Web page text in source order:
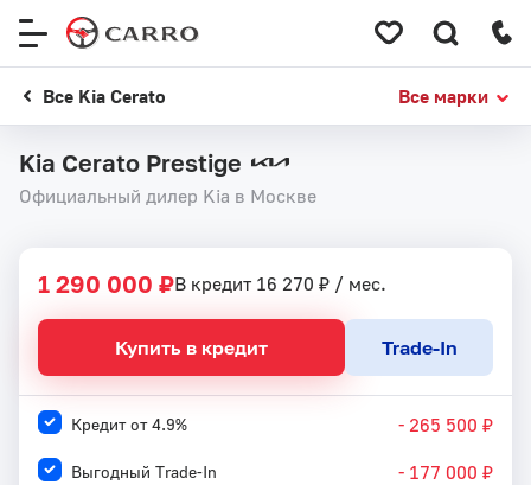
Все Kia Cerato Все марки
Kia Cerato Prestige
Официальный дилер Kia в Москве
1 / 8
1 290 000 ₽В кредит 16 270 ₽ / мес.
Купить в кредит Trade-In
Кредит от 4.9% - 265 500 ₽
Выгодный Trade-In - 177 000 ₽